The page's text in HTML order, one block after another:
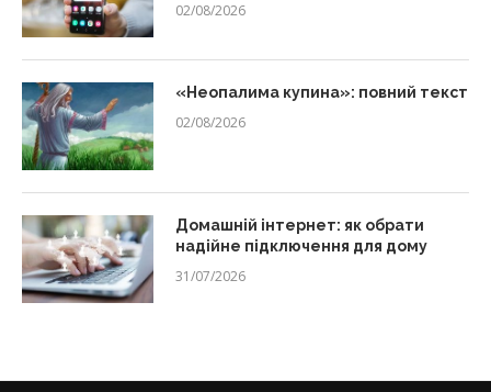
02/08/2026
«Неопалима купина»: повний текст
02/08/2026
Домашній інтернет: як обрати
надійне підключення для дому
31/07/2026